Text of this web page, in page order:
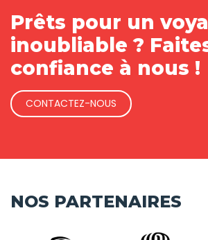
Prêts pour un
inoubliable ?
confiance à nous !
CONTACTEZ-NOUS
NOS PARTENAIRES